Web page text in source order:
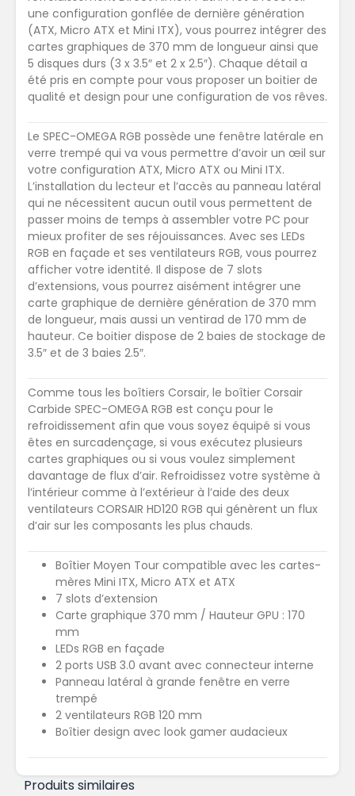
une configuration gonflée de dernière génération
(ATX, Micro ATX et Mini ITX), vous pourrez intégrer des
cartes graphiques de 370 mm de longueur ainsi que
5 disques durs (3 x 3.5″ et 2 x 2.5″). Chaque détail a
été pris en compte pour vous proposer un boitier de
qualité et design pour une configuration de vos rêves.
Le SPEC-OMEGA RGB possède une fenêtre latérale en
verre trempé qui va vous permettre d’avoir un œil sur
votre configuration ATX, Micro ATX ou Mini ITX.
L’installation du lecteur et l’accès au panneau latéral
qui ne nécessitent aucun outil vous permettent de
passer moins de temps à assembler votre PC pour
mieux profiter de ses réjouissances. Avec ses LEDs
RGB en façade et ses ventilateurs RGB, vous pourrez
afficher votre identité. Il dispose de 7 slots
d’extensions, vous pourrez aisément intégrer une
carte graphique de dernière génération de 370 mm
de longueur, mais aussi un ventirad de 170 mm de
hauteur. Ce boitier dispose de 2 baies de stockage de
3.5″ et de 3 baies 2.5″.
Comme tous les boîtiers Corsair, le boîtier Corsair
Carbide SPEC-OMEGA RGB est conçu pour le
refroidissement afin que vous soyez équipé si vous
êtes en surcadençage, si vous exécutez plusieurs
cartes graphiques ou si vous voulez simplement
davantage de flux d’air. Refroidissez votre système à
l’intérieur comme à l’extérieur à l’aide des deux
ventilateurs CORSAIR HD120 RGB qui génèrent un flux
d’air sur les composants les plus chauds.
Boîtier Moyen Tour compatible avec les cartes-
mères Mini ITX, Micro ATX et ATX
7 slots d’extension
Carte graphique 370 mm / Hauteur GPU : 170
mm
LEDs RGB en façade
2 ports USB 3.0 avant avec connecteur interne
Panneau latéral à grande fenêtre en verre
trempé
2 ventilateurs RGB 120 mm
Boîtier design avec look gamer audacieux
Produits similaires